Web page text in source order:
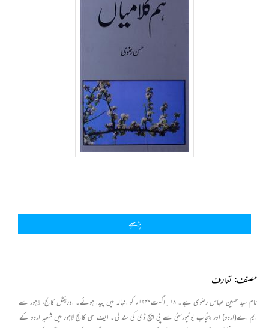
پڑھیے
مصنف: تعارف
نام سید حسین عباس رضوی ہے۔ ۱۸؍اگست۱۹۴۶ء کو انبالہ میں پیدا ہوئے۔ اورینٹل کالج، لاہور سے
ایم اے(اردو) اور پنجاب یونیورسٹی سے پی ایچ ڈی کی سند لی۔ ایف سی کالج لاہور میں شعبہ اردو کے